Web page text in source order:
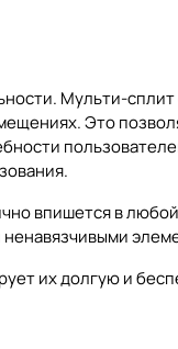
Мульти-
Это
впишется в
их долгую и